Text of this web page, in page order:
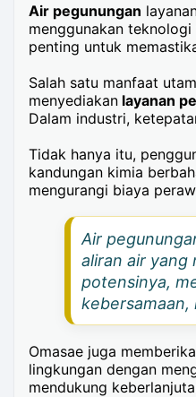
Air pegunungan
menggunakan
penting untuk
Salah satu manfaat
menyediakan layanan
Dalam industri,
Tidak hanya itu,
kandungan kimia
mengurangi biaya
Air
aliran air yang
potensinya,
Omasae juga
lingkungan dengan
mendukung